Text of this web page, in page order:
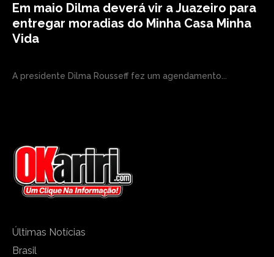
Em maio Dilma deverá vir a Juazeiro para
entregar moradias do Minha Casa Minha
Vida
A presidente Dilma Rousseff fez um agendamento...
Últimas Notícias
Brasil